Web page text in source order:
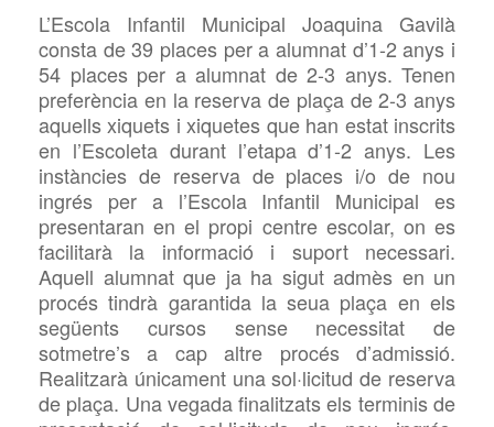
L’Escola Infantil Municipal Joaquina Gavilà
consta de 39 places per a alumnat d’1-2 anys i
54 places per a alumnat de 2-3 anys. Tenen
preferència en la reserva de plaça de 2-3 anys
aquells xiquets i xiquetes que han estat inscrits
en l’Escoleta durant l’etapa d’1-2 anys. Les
instàncies de reserva de places i/o de nou
ingrés per a l’Escola Infantil Municipal es
presentaran en el propi centre escolar, on es
facilitarà la informació i suport necessari.
Aquell alumnat que ja ha sigut admès en un
procés tindrà garantida la seua plaça en els
següents cursos sense necessitat de
sotmetre’s a cap altre procés d’admissió.
Realitzarà únicament una sol·licitud de reserva
de plaça. Una vegada finalitzats els terminis de